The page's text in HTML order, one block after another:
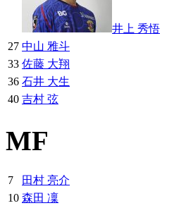
井上 秀悟
27 中山 雅斗
33 佐藤 大翔
36 石井 大生
40 吉村 弦
MF
7
田村 亮介
10 森田 凜